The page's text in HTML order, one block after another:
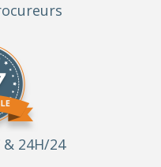
24H/24